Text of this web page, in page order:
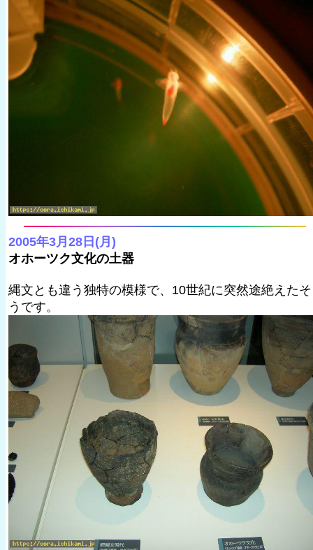
2005年3月28日(月)
オホーツク文化の土器
縄文とも違う独特の模様で、10世紀に突然途絶えたそ
うです。